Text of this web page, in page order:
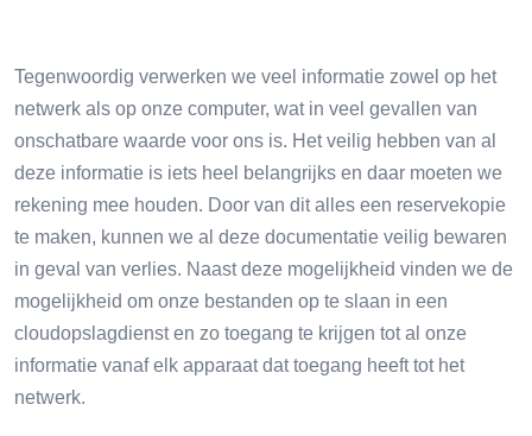
Tegenwoordig verwerken we veel informatie zowel op het
netwerk als op onze computer, wat in veel gevallen van
onschatbare waarde voor ons is. Het veilig hebben van al
deze informatie is iets heel belangrijks en daar moeten we
rekening mee houden. Door van dit alles een reservekopie
te maken, kunnen we al deze documentatie veilig bewaren
in geval van verlies. Naast deze mogelijkheid vinden we de
mogelijkheid om onze bestanden op te slaan in een
cloudopslagdienst en zo toegang te krijgen tot al onze
informatie vanaf elk apparaat dat toegang heeft tot het
netwerk.